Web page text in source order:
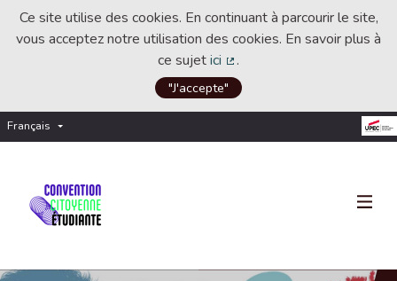
Ce site utilise des cookies. En continuant à parcourir le site,
vous acceptez notre utilisation des cookies. En savoir plus à
ce sujetici
(Lien externe)
.
"J'accepte"
Français Choisir la langue